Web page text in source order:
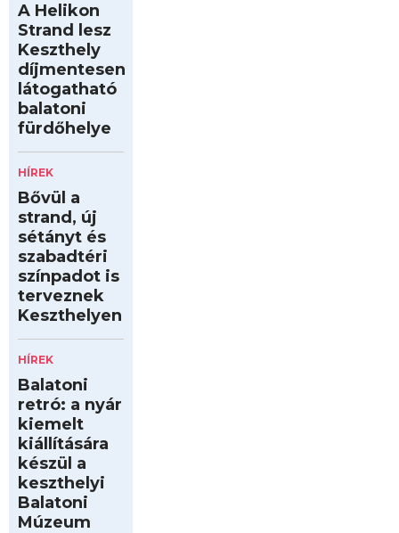
A Helikon
Strand lesz
Keszthely
díjmentesen
látogatható
balatoni
fürdőhelye
HÍREK
Bővül a
strand, új
sétányt és
szabadtéri
színpadot is
terveznek
Keszthelyen
HÍREK
Balatoni
retró: a nyár
kiemelt
kiállítására
készül a
keszthelyi
Balatoni
Múzeum